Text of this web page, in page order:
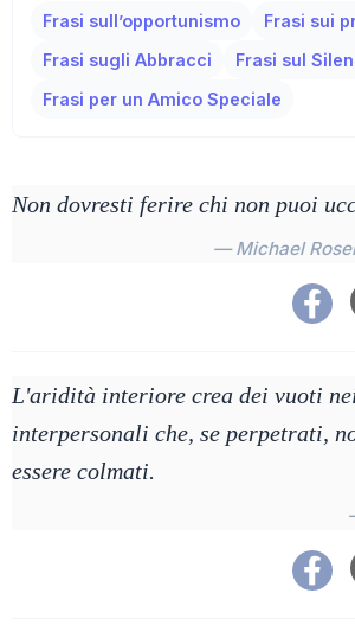
Frasi sull’opportunismo
Frasi sui
Frasi sugli Abbracci
Frasi sul
Frasi per un Amico Speciale
Non dovresti ferire chi non puoi
— Michael
L'aridità interiore crea dei vuoti
interpersonali che, se perpetrati,
essere colmati.